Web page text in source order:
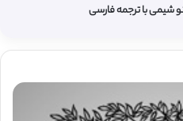
شیمی با ترجمه فارسی